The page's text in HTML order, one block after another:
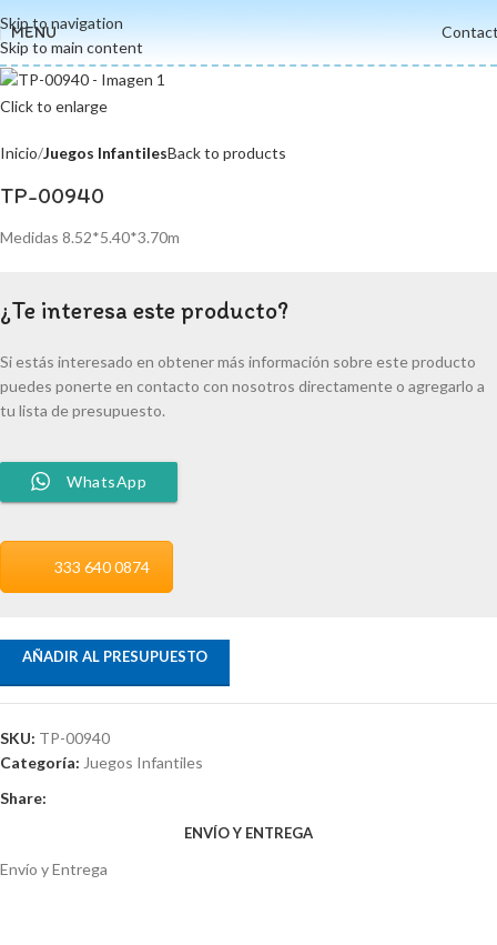
Skip to navigation
Skip to main content
MENU
Click to enlarge
Inicio Juegos InfantilesBack to products
TP-00940
Medidas 8.52*5.40*3.70m
¿Te interesa este producto?
Si estás interesado en obtener más información sobre este producto
puedes ponerte en contacto con nosotros directamente o agregarlo a
tu lista de presupuesto.
WhatsApp
333 640 0874
AÑADIR AL PRESUPUESTO
SKU: TP-00940
Categoría: Juegos Infantiles
Share:
ENVÍO Y ENTREGA
Envío y Entrega